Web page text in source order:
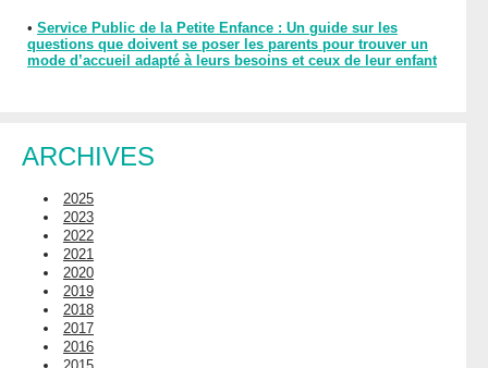
• Service Public de la Petite Enfance : Un guide sur les
questions que doivent se poser les parents pour trouver un
mode d’accueil adapté à leurs besoins et ceux de leur enfant
ARCHIVES
2025
2023
2022
2021
2020
2019
2018
2017
2016